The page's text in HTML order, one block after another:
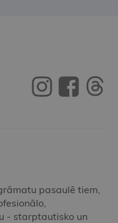
pasaulē tiem,
- starptautisko un